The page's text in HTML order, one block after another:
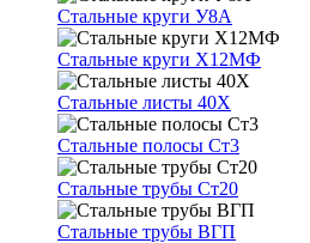
Стальные круги У8А
Стальные круги Х12МФ
Стальные листы 40Х
Стальные полосы Ст3
Стальные трубы Ст20
Стальные трубы ВГП